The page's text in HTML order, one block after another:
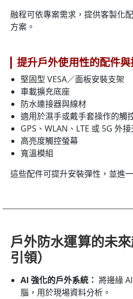
融程可依專案需求，提供客製化
方案。
提升戶外使用性的配件
堅固型 VESA／面板安裝支架
車載擴充底座
防水連接器與線材
適用於濕手或戴手套操作的觸
GPS、WLAN、LTE 或 5G 外
高亮度觸控螢幕
寬溫模組
這些配件可提升安裝彈性，並進
戶外防水運算的未
引領）
AI 強化的戶外系統： 將邊緣
腦，用於現場資料分析。